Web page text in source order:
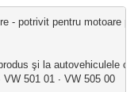
- potrivit pentru motoare
şi la autovehiculele
501 01 ∙ VW 505 00